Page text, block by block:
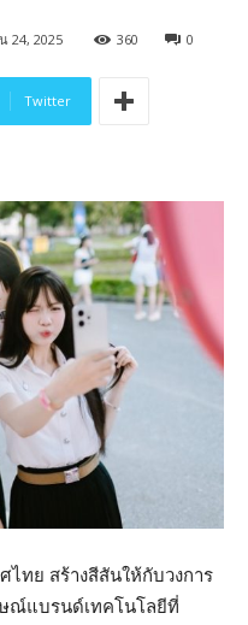
24, 2025 360 0
Twitter
ไทย สร้างสีสันให้กับวงการ
ณ์แบรนด์เทคโนโลยีที่